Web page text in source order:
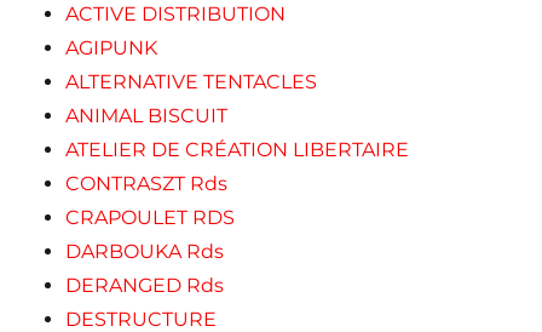
ACTIVE DISTRIBUTION
AGIPUNK
ALTERNATIVE TENTACLES
ANIMAL BISCUIT
ATELIER DE CRÉATION LIBERTAIRE
CONTRASZT Rds
CRAPOULET RDS
DARBOUKA Rds
DERANGED Rds
DESTRUCTURE